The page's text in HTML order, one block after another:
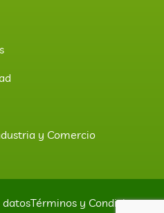
y Comercio
Términos y Condiciones